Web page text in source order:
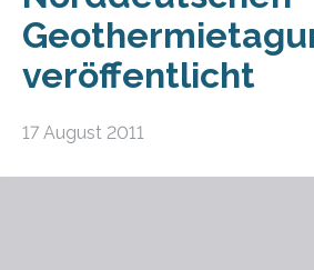
veröffentlicht
17 August 2011